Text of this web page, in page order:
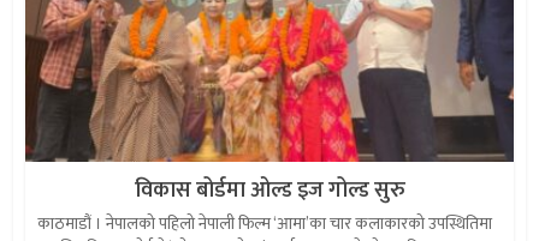
विकास बोर्डमा ओल्ड इज गोल्ड सुरु
काठमाडौं । नेपालको पहिलो नेपाली फिल्म ‘आमा’का चार कलाकारको उपस्थितिमा